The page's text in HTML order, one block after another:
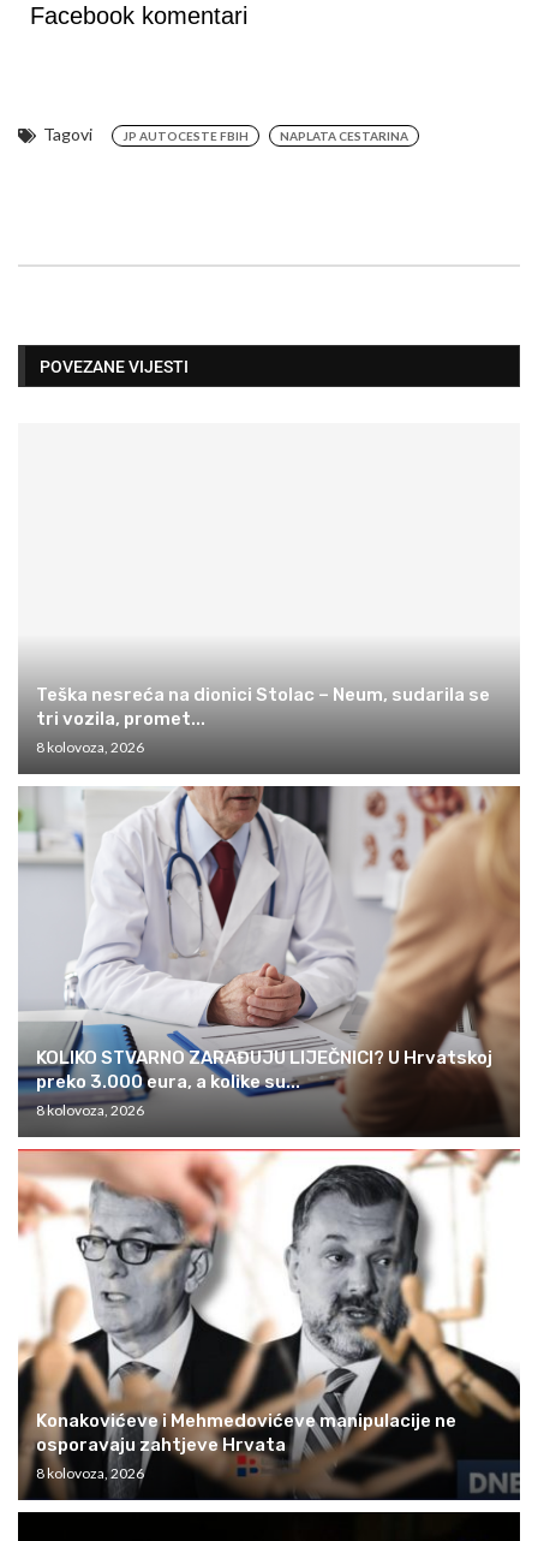
Facebook komentari
Tagovi JP AUTOCESTE FBIH NAPLATA CESTARINA
POVEZANE VIJESTI
Teška nesreća na dionici Stolac – Neum, sudarila se
tri vozila, promet...
8 kolovoza, 2026
KOLIKO STVARNO ZARAĐUJU LIJEČNICI? U Hrvatskoj
preko 3.000 eura, a kolike su...
8 kolovoza, 2026
Konakovićeve i Mehmedovićeve manipulacije ne
osporavaju zahtjeve Hrvata
8 kolovoza, 2026